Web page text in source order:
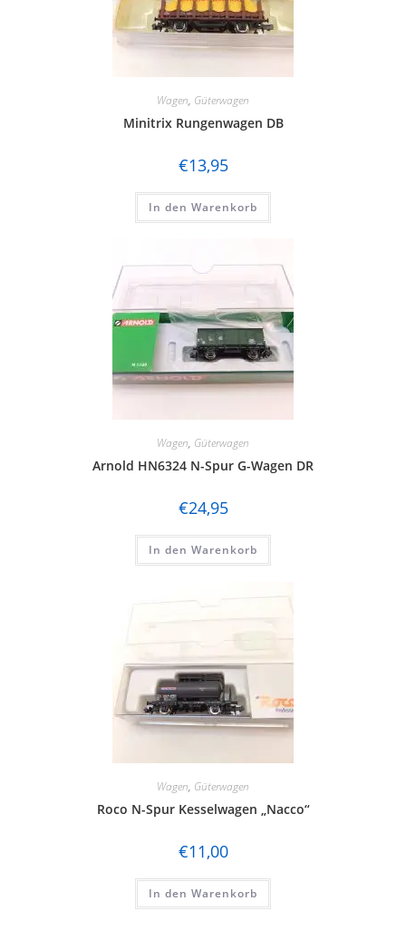
Wagen, Güterwagen
Minitrix Rungenwagen DB
€13,95
In den Warenkorb
Wagen, Güterwagen
Arnold HN6324 N-Spur G-Wagen DR
€24,95
In den Warenkorb
Wagen, Güterwagen
Roco N-Spur Kesselwagen „Nacco“
€11,00
In den Warenkorb